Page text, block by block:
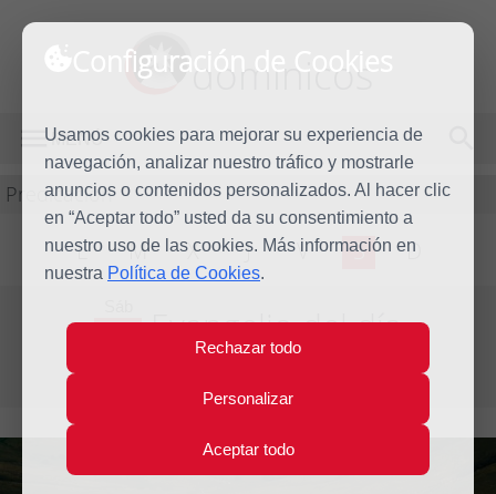
Configuración de Cookies
Usamos cookies para mejorar su experiencia de
navegación, analizar nuestro tráfico y mostrarle
anuncios o contenidos personalizados. Al hacer clic
en “Aceptar todo” usted da su consentimiento a
nuestro uso de las cookies. Más información en
nuestra Política de Cookies.
Rechazar todo
Personalizar
Aceptar todo
dominicos
MENÚ
Predicación
L M X J V S D
11 Evangelio del día